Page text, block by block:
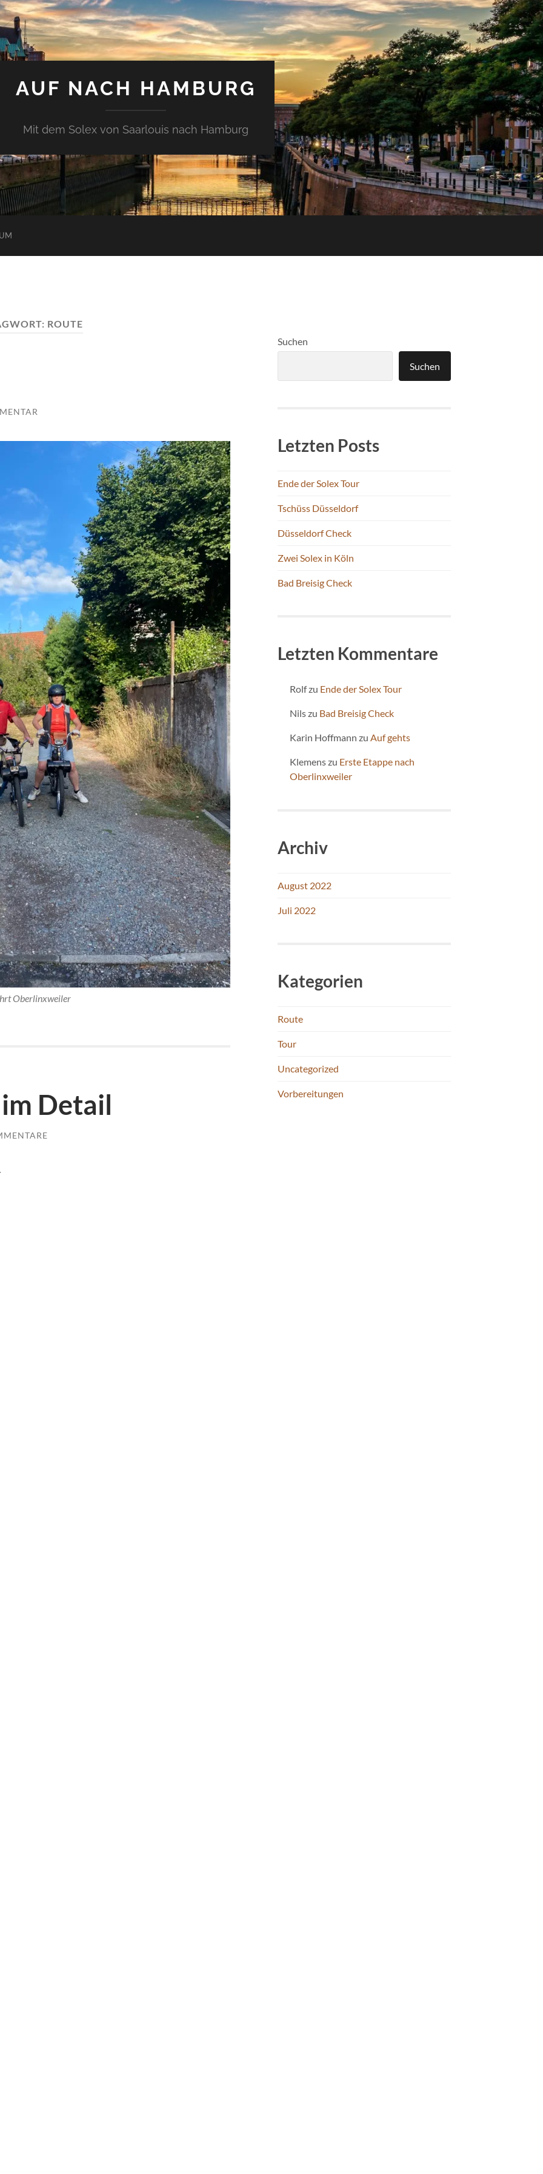
AUF NACH HAMBURG
Mit dem Solex von Saarlouis nach Hamburg
ROUTE
Oberlinxweiler
Detail
Suchen
Suchen
Letzten Posts
Ende der Solex Tour
Tschüss Düsseldorf
Düsseldorf Check
Zwei Solex in Köln
Bad Breisig Check
Letzten Kommentare
Rolfzu Ende der Solex Tour
Nilszu Bad Breisig Check
Karin Hoffmann zu Auf gehts
Klemenszu Erste Etappe nach
Oberlinxweiler
Archiv
August 2022
Juli 2022
Kategorien
Route
Tour
Uncategorized
Vorbereitungen